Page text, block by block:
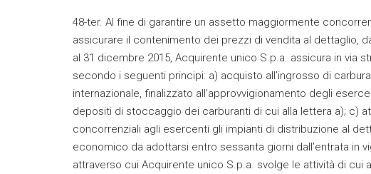
48-ter. Al fine di garantire un assetto maggiormente
assicurare il contenimento dei prezzi di vendita al dettaglio,
al 31 dicembre 2015, Acquirente unico S.p.a. assicura in via
secondo i seguenti principi: a) acquisto all’ingrosso di
internazionale, finalizzato all’approvvigionamento degli
depositi di stoccaggio dei carburanti di cui alla lettera a); c)
concorrenziali agli esercenti gli impianti di distribuzione al
economico da adottarsi entro sessanta giorni dall’entrata in
attraverso cui Acquirente unico S.p.a. svolge le attività di cui